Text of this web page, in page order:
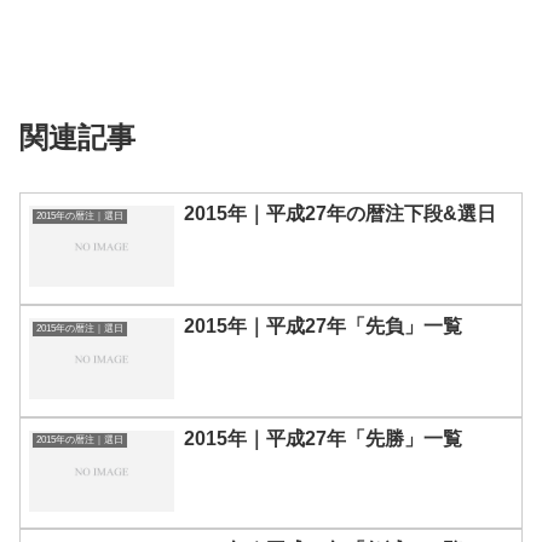
関連記事
2015年の暦注｜選日 2015年｜平成27年の暦注下段&選日
2015年の暦注｜選日 2015年｜平成27年「先負」一覧
2015年の暦注｜選日 2015年｜平成27年「先勝」一覧